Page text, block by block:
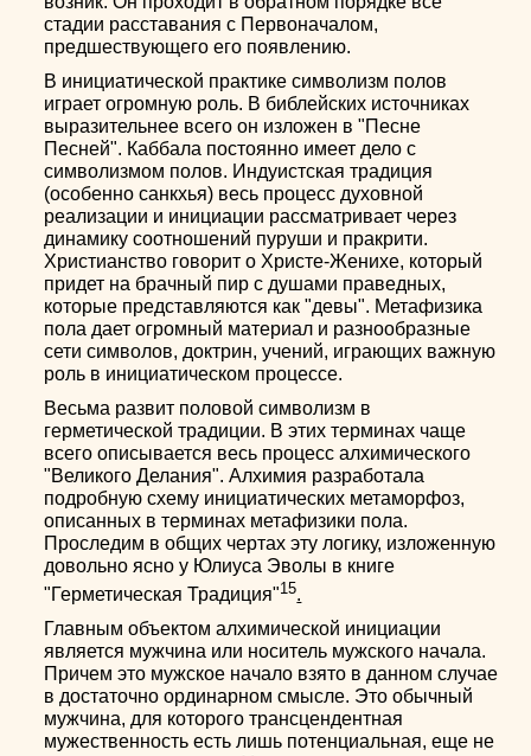
стадии расставания с Первоначалом,
предшествующего его появлению.
В инициатической практике символизм полов
играет огромную роль. В библейских источниках
выразительнее всего он изложен в "Песне
Песней". Каббала постоянно имеет дело с
символизмом полов. Индуистская традиция
(особенно санкхья) весь процесс духовной
реализации и инициации рассматривает через
динамику соотношений пуруши и пракрити.
Христианство говорит о Христе-Женихе, который
придет на брачный пир с душами праведных,
которые представляются как "девы". Метафизика
пола дает огромный материал и разнообразные
сети символов, доктрин, учений, играющих важную
роль в инициатическом процессе.
Весьма развит половой символизм в
герметической традиции. В этих терминах чаще
всего описывается весь процесс алхимического
"Великого Делания". Алхимия разработала
подробную схему инициатических метаморфоз,
описанных в терминах метафизики пола.
Проследим в общих чертах эту логику, изложенную
довольно ясно у Юлиуса Эволы в книге
"Герметическая Традиция"15.
Главным объектом алхимической инициации
является мужчина или носитель мужского начала.
Причем это мужское начало взято в данном случае
в достаточно ординарном смысле. Это обычный
мужчина, для которого трансцендентная
мужественность есть лишь потенциальная, еще не